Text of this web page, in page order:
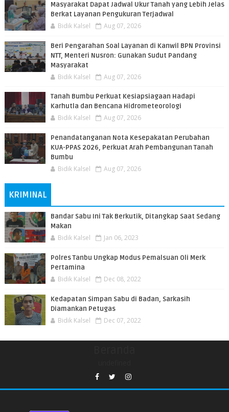
Masyarakat Dapat Jadwal Ukur Tanah yang Lebih Jelas
Berkat Layanan Pengukuran Terjadwal
Bidik Kalsel Aug 07, 2026
Beri Pengarahan Soal Layanan di Kanwil BPN Provinsi
NTT, Menteri Nusron: Gunakan Sudut Pandang
Masyarakat
Bidik Kalsel Aug 07, 2026
Tanah Bumbu Perkuat Kesiapsiagaan Hadapi
Karhutla dan Bencana Hidrometeorologi
Bidik Kalsel Aug 07, 2026
Penandatanganan Nota Kesepakatan Perubahan
KUA-PPAS 2026, Perkuat Arah Pembangunan Tanah
Bumbu
Bidik Kalsel Aug 07, 2026
KRIMINAL
Bandar Sabu Ini Tak Berkutik, Ditangkap Saat Sedang
Makan
Bidik Kalsel Jan 06, 2023
Polres Tanbu Ungkap Modus Pemalsuan Oli Merk
Pertamina
Bidik Kalsel Dec 08, 2022
Kedapatan Simpan Sabu di Badan, Sarkasih
Diamankan Petugas
Bidik Kalsel Dec 07, 2022